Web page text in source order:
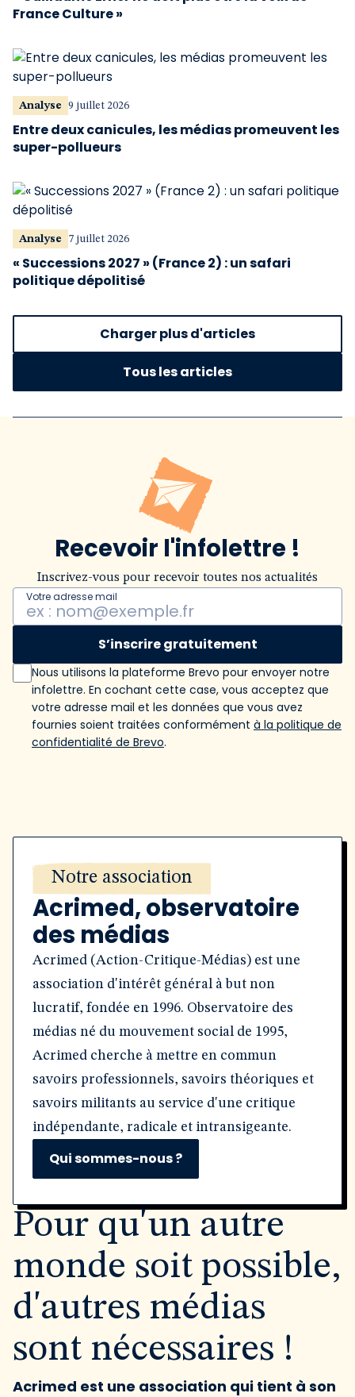
France Culture »
Analyse 9 juillet 2026
Entre deux canicules, les médias promeuvent les
super-pollueurs
Analyse 7 juillet 2026
« Successions 2027 » (France 2) : un safari
politique dépolitisé
Charger plus d'articles
Tous les articles
Recevoir l'infolettre !
Inscrivez-vous pour recevoir toutes nos actualités
Votre adresse mail
S’inscrire gratuitement
Nous utilisons la plateforme Brevo pour envoyer notre
infolettre. En cochant cette case, vous acceptez que
votre adresse mail et les données que vous avez
fournies soient traitées conformément à la politique de
confidentialité de Brevo.
Notre association
Acrimed, observatoire
des médias
Acrimed (Action-Critique-Médias) est une
association d'intérêt général à but non
lucratif, fondée en 1996. Observatoire des
médias né du mouvement social de 1995,
Acrimed cherche à mettre en commun
savoirs professionnels, savoirs théoriques et
savoirs militants au service d'une critique
indépendante, radicale et intransigeante.
Qui sommes-nous ?
Pour qu'un autre
monde soit possible,
d'autres médias
sont nécessaires !
Acrimed est une association qui tient à son